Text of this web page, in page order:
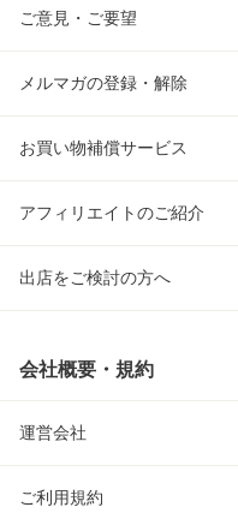
ご意見・ご要望
メルマガの登録・解除
お買い物補償サービス
アフィリエイトのご紹介
出店をご検討の方へ
会社概要・規約
運営会社
ご利用規約